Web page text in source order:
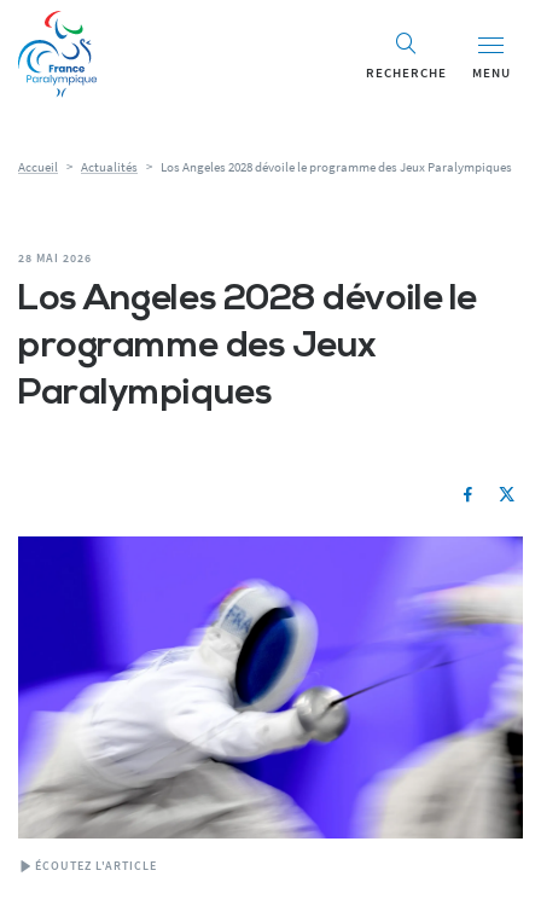
RECHERCHE MENU
Accueil > Actualités > Los Angeles 2028 dévoile le programme des Jeux Paralympiques
28 MAI 2026
Los Angeles 2028 dévoile le
programme des Jeux
Paralympiques
ÉCOUTEZ L'ARTICLE